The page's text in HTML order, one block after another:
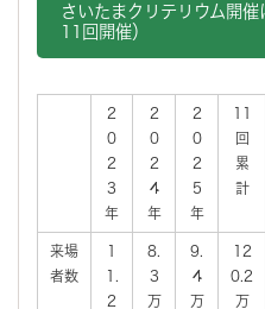
さいたまクリテリウム開
11回開催）
2
0
2
3
年
2
0
2
4
年
2
0
2
5
年
11
回
累
計
来場
者数
1
1.
2
8.
3
万
9.
4
万
12
0.2
万